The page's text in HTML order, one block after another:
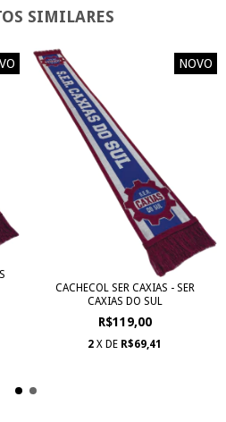
SIMILARES
NOVO
CACHECOL SER CAXIAS - SER
CAXIAS DO SUL
R$119,00
2 X DE R$69,41